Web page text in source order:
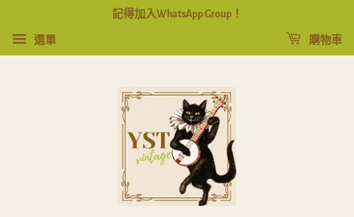
記得加入WhatsApp Group！
選單 購物車